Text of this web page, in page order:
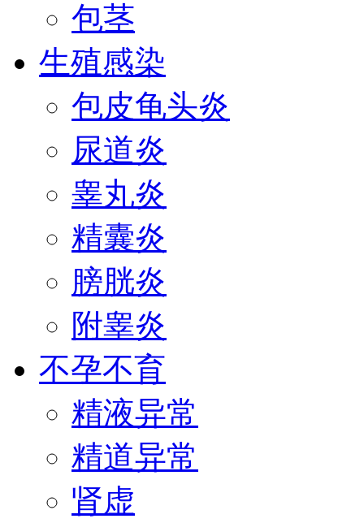
包茎
生殖感染
包皮龟头炎
尿道炎
睾丸炎
精囊炎
膀胱炎
附睾炎
不孕不育
精液异常
精道异常
肾虚